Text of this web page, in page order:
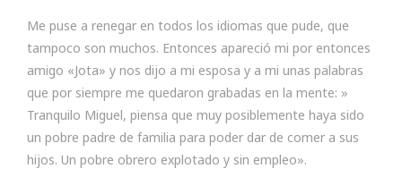
Me puse a renegar en todos los idiomas que pude, que
tampoco son muchos. Entonces apareció mi por entonces
amigo «Jota» y nos dijo a mi esposa y a mi unas palabras
que por siempre me quedaron grabadas en la mente: »
Tranquilo Miguel, piensa que muy posiblemente haya sido
un pobre padre de familia para poder dar de comer a sus
hijos. Un pobre obrero explotado y sin empleo».